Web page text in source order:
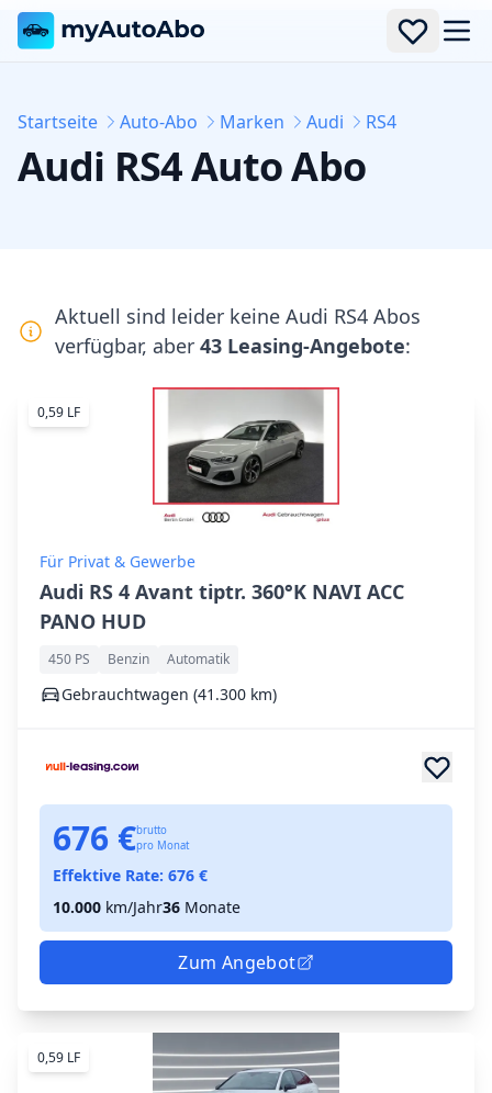
Startseite Auto-Abo Marken Audi RS4
Audi RS4Auto Abo
Aktuell sind leider keine Audi RS4 Abos
verfügbar, aber 43 Leasing-Angebote:
0,59 LF
Für Privat & Gewerbe
Audi RS 4 Avant tiptr. 360°K NAVI ACC
PANO HUD
450 PS Benzin Automatik
Gebrauchtwagen (41.300 km)
676 €brutto
pro Monat
Effektive Rate: 676 €
10.000 km/Jahr36 Monate
Zum Angebot
0,59 LF